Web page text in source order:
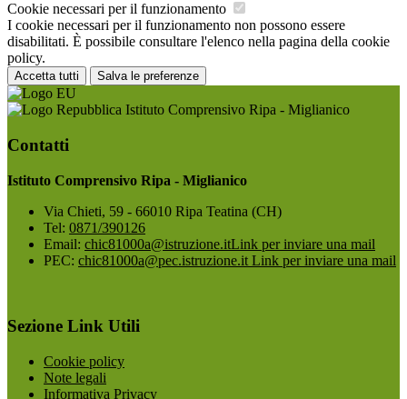
Cookie necessari per il funzionamento
I cookie necessari per il funzionamento non possono essere
disabilitati. È possibile consultare l'elenco nella pagina della cookie
policy.
Accetta tutti Salva le preferenze
Istituto Comprensivo Ripa - Miglianico
Contatti
Istituto Comprensivo Ripa - Miglianico
Via Chieti, 59 - 66010 Ripa Teatina (CH)
Tel: 0871/390126
Email: chic81000a@istruzione.itLink per inviare una mail
PEC: chic81000a@pec.istruzione.it Link per inviare una mail
Sezione Link Utili
Cookie policy
Note legali
Informativa Privacy